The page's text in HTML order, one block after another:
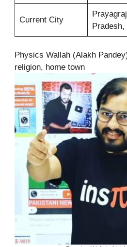
Current City
Pradesh,
Physics Wallah (Alakh
religion, home town